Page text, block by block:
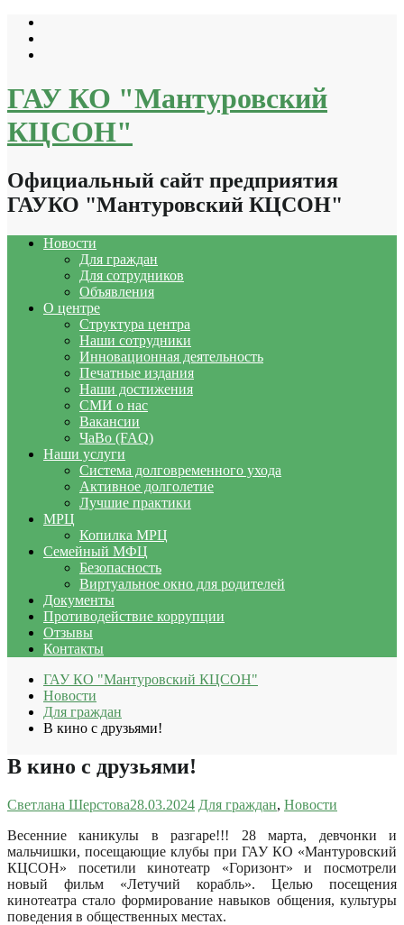
Перейти
содержимому
ГАУ КО "Мантуровский
КЦСОН"
Официальный сайт предприятия
ГАУКО "Мантуровский КЦСОН"
Новости
Для граждан
Для сотрудников
Объявления
О центре
Структура центра
Наши сотрудники
Инновационная деятельность
Печатные издания
Наши достижения
СМИ о нас
Вакансии
ЧаВо (FAQ)
Наши услуги
Система долговременного ухода
Активное долголетие
Лучшие практики
МРЦ
Копилка МРЦ
Семейный МФЦ
Безопасность
Виртуальное окно для родителей
Документы
Противодействие коррупции
Отзывы
Контакты
ГАУ КО "Мантуровский КЦСОН"
Новости
Для граждан
В кино с друзьями!
В кино с друзьями!
Светлана Шерстова28.03.2024 Для граждан, Новости
Весенние каникулы в разгаре!!! 28 марта, девчонки и
мальчишки, посещающие клубы при ГАУ КО «Мантуровский
КЦСОН» посетили кинотеатр «Горизонт» и посмотрели
новый фильм «Летучий корабль». Целью посещения
кинотеатра стало формирование навыков общения, культуры
поведения в общественных местах.